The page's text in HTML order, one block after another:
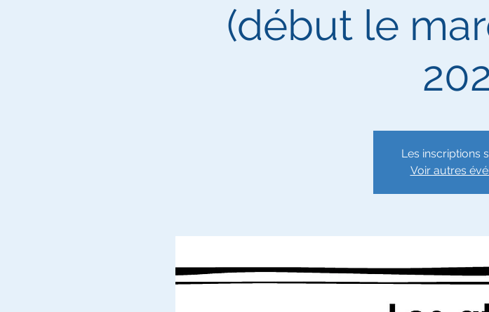
(début le
Les inscriptions
Voir autres